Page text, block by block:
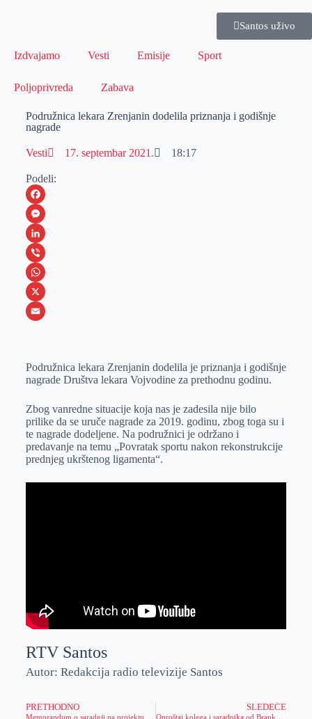
Santos uživo
Izdvajamo Vesti Emisije Sport
Poljoprivreda Zabava
Podružnica lekara Zrenjanin dodelila priznanja i godišnje
nagrade
Vesti 17. septembar 2021. 18:17
Podeli:
F
a
c
e
b
o
M
e
s
s
e
e
L
i
n
k
I
V
i
b
W
h
s
p
p
X
a
l
Podružnica lekara Zrenjanin dodelila je priznanja i godišnje
nagrade Društva lekara Vojvodine za prethodnu godinu.
Zbog vanredne situacije koja nas je zadesila nije bilo
prilike da se uruče nagrade za 2019. godinu, zbog toga su i
te nagrade dodeljene. Na podružnici je održano i
predavanje na temu „Povratak sportu nakon rekonstrukcije
prednjeg ukrštenog ligamenta“.
RTV Santos
Autor: Redakcija radio televizije Santos
PRETHODNO SLEDEĆE